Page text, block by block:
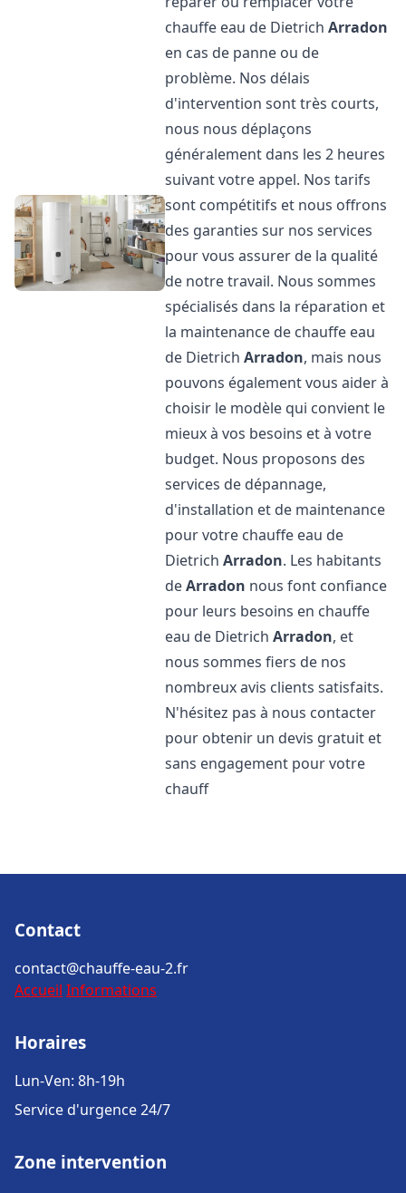
chauffe eau de DietrichArradon
en cas de panne ou de
problème. Nos délais
d'intervention sont très courts,
nous nous déplaçons
généralement dans les 2 heures
suivant votre appel. Nos tarifs
sont compétitifs et nous offrons
des garanties sur nos services
pour vous assurer de la qualité
de notre travail. Nous sommes
spécialisés dans la réparation et
la maintenance de chauffe eau
de DietrichArradon, mais nous
pouvons également vous aider à
choisir le modèle qui convient le
mieux à vos besoins et à votre
budget. Nous proposons des
services de dépannage,
d'installation et de maintenance
pour votre chauffe eau de
DietrichArradon. Les habitants
deArradon nous font confiance
pour leurs besoins en chauffe
eau de DietrichArradon, et
nous sommes fiers de nos
nombreux avis clients satisfaits.
N'hésitez pas à nous contacter
pour obtenir un devis gratuit et
sans engagement pour votre
chauff
Contact
contact@chauffe-eau-2.fr
Accueil Informations
Horaires
Lun-Ven: 8h-19h
Service d'urgence 24/7
Zone intervention